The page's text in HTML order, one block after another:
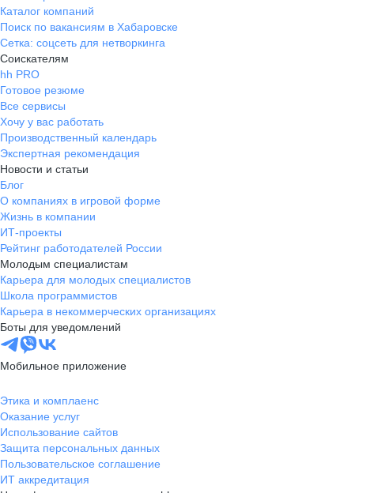
Каталог компаний
Поиск по вакансиям в Хабаровске
Сетка: соцсеть для нетворкинга
Соискателям
hh PRO
Готовое резюме
Все сервисы
Хочу у вас работать
Производственный календарь
Экспертная рекомендация
Новости и статьи
Блог
О компаниях в игровой форме
Жизнь в компании
ИТ-проекты
Рейтинг работодателей России
Молодым специалистам
Карьера для молодых специалистов
Школа программистов
Карьера в некоммерческих организациях
Боты для уведомлений
Мобильное приложение
Этика и комплаенс
Оказание услуг
Использование сайтов
Защита персональных данных
Пользовательское соглашение
ИТ аккредитация